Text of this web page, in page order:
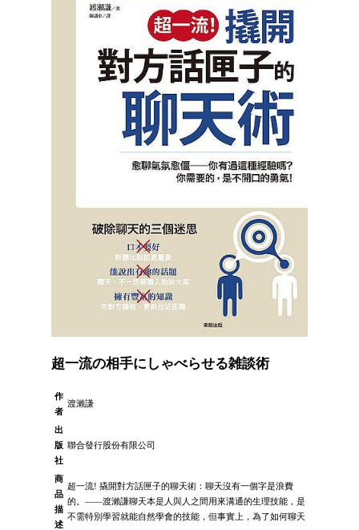
超一流の相手にしゃべらせる雑談術
作
者
渡瀨謙
出
版
社
聯合發行股份有限公司
商
品
描
述
超一流! 撬開對方話匣子的聊天術：聊天沒有一個字是浪費
的。——渡瀨謙聊天本是人與人之間用來溝通的生理技能，是
不需特別學習就能自然學會的技能，但事實上，為了如何聊天